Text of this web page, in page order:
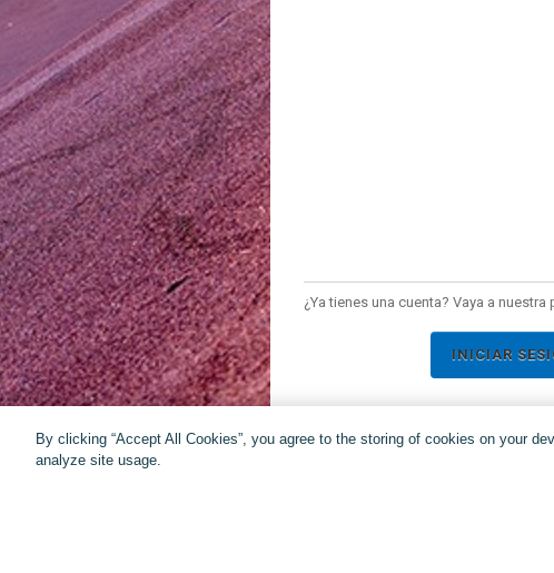
¿Ya tienes una cuenta? Vaya a
INICIAR
By clicking “Accept All Cookies”, you agree to the storing of cookies on your
analyze site usage.